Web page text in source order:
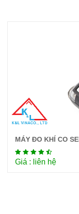
MÁY ĐO KHÍ CO
Giá : liên hệ